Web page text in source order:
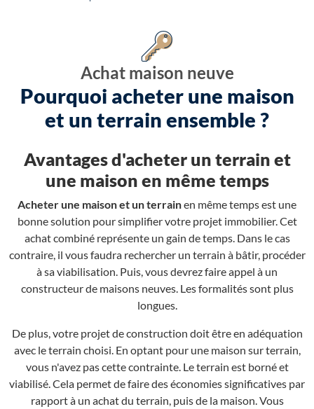
Achat maison neuve
Pourquoi acheter une maison
et un terrain ensemble ?
Avantages d'acheter un terrain et
une maison en même temps
Acheter une maison et un terrainen même temps est une
bonne solution pour simplifier votre projet immobilier. Cet
achat combiné représente un gain de temps. Dans le cas
contraire, il vous faudra rechercher un terrain à bâtir, procéder
à sa viabilisation. Puis, vous devrez faire appel à un
constructeur de maisons neuves. Les formalités sont plus
longues.
De plus, votre projet de construction doit être en adéquation
avec le terrain choisi. En optant pour une maison sur terrain,
vous n'avez pas cette contrainte. Le terrain est borné et
viabilisé. Cela permet de faire des économies significatives par
rapport à un achat du terrain, puis de la maison. Vous